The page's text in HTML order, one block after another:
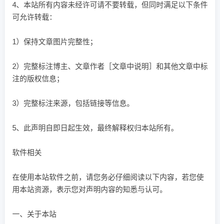
4、本站所有内容未经许可请不要转载，但同时满足以下条件
可允许转载：
1）保持文章图片完整性；
2）完整标注博主、文章作者［文章中说明］和其他文章中标
注的版权信息；
3）完整标注来源，包括链接等信息。
5、此声明自即日起生效，最终解释权归本站所有。
软件相关
在使用本站软件之前，请您务必仔细阅读以下内容，若您使
用本站资源，表示您对声明内容的知悉与认可。
一、关于本站